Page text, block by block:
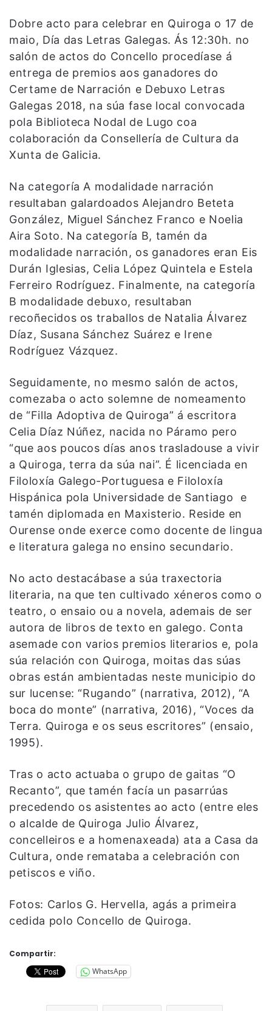
Dobre acto para celebrar en Quiroga o 17 de
maio, Día das Letras Galegas. Ás 12:30h. no
salón de actos do Concello procedíase á
entrega de premios aos ganadores do
Certame de Narración e Debuxo Letras
Galegas 2018, na súa fase local convocada
pola Biblioteca Nodal de Lugo coa
colaboración da Consellería de Cultura da
Xunta de Galicia.
Na categoría A modalidade narración
resultaban galardoados Alejandro Beteta
González, Miguel Sánchez Franco e Noelia
Aira Soto. Na categoría B, tamén da
modalidade narración, os ganadores eran Eis
Durán Iglesias, Celia López Quintela e Estela
Ferreiro Rodríguez. Finalmente, na categoría
B modalidade debuxo, resultaban
recoñecidos os traballos de Natalia Álvarez
Díaz, Susana Sánchez Suárez e Irene
Rodríguez Vázquez.
Seguidamente, no mesmo salón de actos,
comezaba o acto solemne de nomeamento
de “Filla Adoptiva de Quiroga” á escritora
Celia Díaz Núñez, nacida no Páramo pero
“que aos poucos días anos trasladouse a vivir
a Quiroga, terra da súa nai”. É licenciada en
Filoloxía Galego-Portuguesa e Filoloxía
Hispánica pola Universidade de Santiago e
tamén diplomada en Maxisterio. Reside en
Ourense onde exerce como docente de lingua
e literatura galega no ensino secundario.
No acto destacábase a súa traxectoria
literaria, na que ten cultivado xéneros como o
teatro, o ensaio ou a novela, ademais de ser
autora de libros de texto en galego. Conta
asemade con varios premios literarios e, pola
súa relación con Quiroga, moitas das súas
obras están ambientadas neste municipio do
sur lucense: “Rugando” (narrativa, 2012), “A
boca do monte” (narrativa, 2016), “Voces da
Terra. Quiroga e os seus escritores” (ensaio,
1995).
Tras o acto actuaba o grupo de gaitas “O
Recanto”, que tamén facía un pasarrúas
precedendo os asistentes ao acto (entre eles
o alcalde de Quiroga Julio Álvarez,
concelleiros e a homenaxeada) ata a Casa da
Cultura, onde remataba a celebración con
petiscos e viño.
Fotos: Carlos G. Hervella, agás a primeira
cedida polo Concello de Quiroga.
Compartir:
WhatsApp